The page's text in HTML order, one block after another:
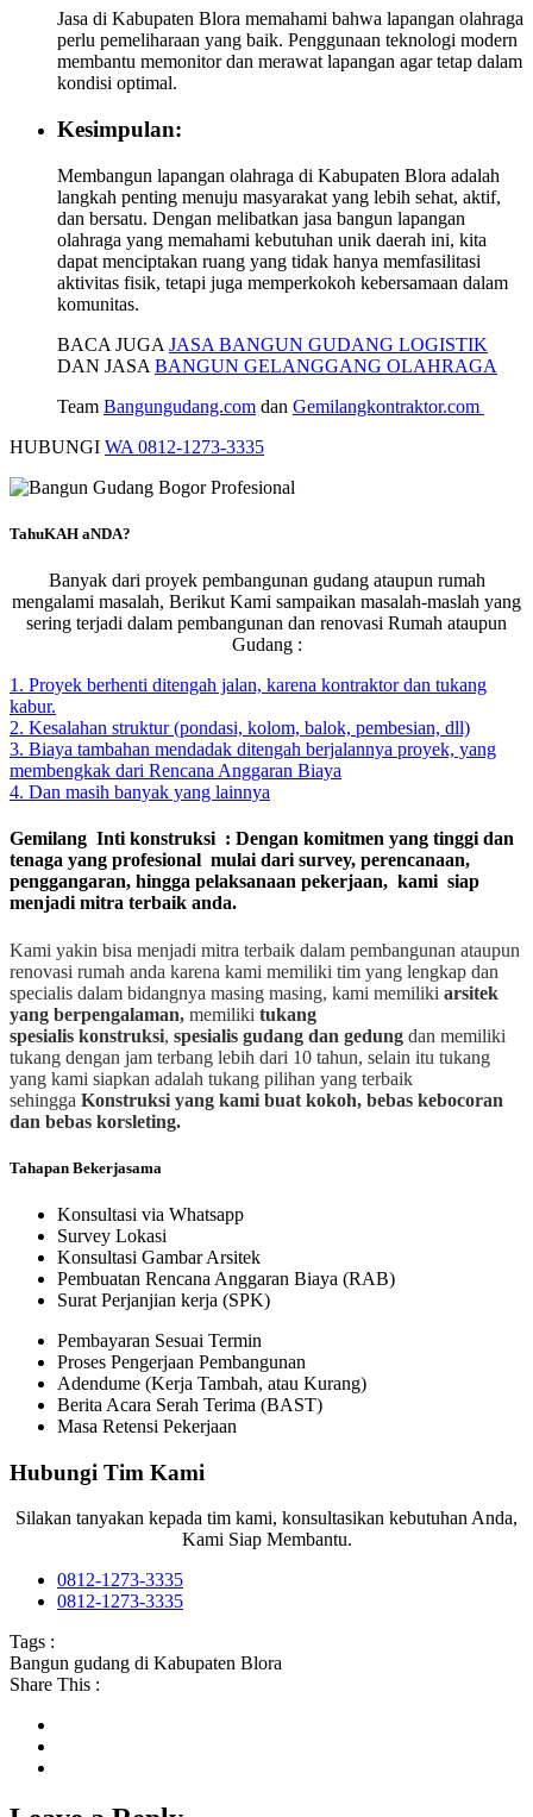
Jasa di Kabupaten Blora memahami bahwa lapangan olahraga
perlu pemeliharaan yang baik. Penggunaan teknologi modern
membantu memonitor dan merawat lapangan agar tetap dalam
kondisi optimal.
Kesimpulan:
Membangun lapangan olahraga di Kabupaten Blora adalah
langkah penting menuju masyarakat yang lebih sehat, aktif,
dan bersatu. Dengan melibatkan jasa bangun lapangan
olahraga yang memahami kebutuhan unik daerah ini, kita
dapat menciptakan ruang yang tidak hanya memfasilitasi
aktivitas fisik, tetapi juga memperkokoh kebersamaan dalam
komunitas.
BACA JUGA JASA BANGUN GUDANG LOGISTIK
DAN JASA BANGUN GELANGGANG OLAHRAGA
Team Bangungudang.com dan Gemilangkontraktor.com
HUBUNGI WA 0812-1273-3335
TahuKAH aNDA?
Banyak dari proyek pembangunan gudang ataupun rumah
mengalami masalah, Berikut Kami sampaikan masalah-maslah yang
sering terjadi dalam pembangunan dan renovasi Rumah ataupun
Gudang :
1. Proyek berhenti ditengah jalan, karena kontraktor dan tukang
kabur.
2. Kesalahan struktur (pondasi, kolom, balok, pembesian, dll)
3. Biaya tambahan mendadak ditengah berjalannya proyek, yang
membengkak dari Rencana Anggaran Biaya
4. Dan masih banyak yang lainnya
Gemilang Inti konstruksi : Dengan komitmen yang tinggi dan
tenaga yang profesional mulai dari survey, perencanaan,
penggangaran, hingga pelaksanaan pekerjaan, kami siap
menjadi mitra terbaik anda.
Kami yakin bisa menjadi mitra terbaik dalam pembangunan ataupun
renovasi rumah anda karena kami memiliki tim yang lengkap dan
specialis dalam bidangnya masing masing, kami memiliki arsitek
yang berpengalaman, memiliki tukang
spesialis konstruksi, spesialis gudang dan gedung dan memiliki
tukang dengan jam terbang lebih dari 10 tahun, selain itu tukang
yang kami siapkan adalah tukang pilihan yang terbaik
sehingga Konstruksi yang kami buat kokoh, bebas kebocoran
dan bebas korsleting.
Tahapan Bekerjasama
Konsultasi via Whatsapp
Survey Lokasi
Konsultasi Gambar Arsitek
Pembuatan Rencana Anggaran Biaya (RAB)
Surat Perjanjian kerja (SPK)
Pembayaran Sesuai Termin
Proses Pengerjaan Pembangunan
Adendume (Kerja Tambah, atau Kurang)
Berita Acara Serah Terima (BAST)
Masa Retensi Pekerjaan
Hubungi Tim Kami
Silakan tanyakan kepada tim kami, konsultasikan kebutuhan Anda,
Kami Siap Membantu.
0812-1273-3335
0812-1273-3335
Tags :
Bangun gudang di Kabupaten Blora
Share This :